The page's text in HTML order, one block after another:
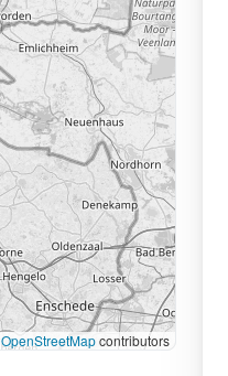
OpenStreetMapcontributors